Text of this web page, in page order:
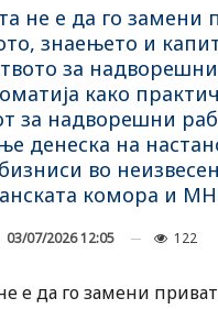
не е да го замени
знаењето и
за
како
за надворешни
денеска на
во
комора и
03/07/2026 12:05 122
е да го замени